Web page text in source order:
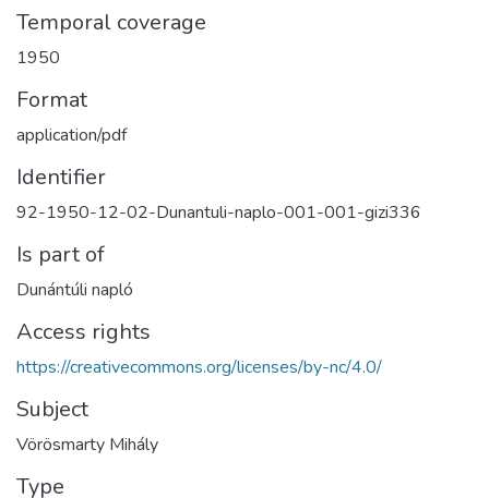
Temporal coverage
1950
Format
application/pdf
Identifier
92-1950-12-02-Dunantuli-naplo-001-001-gizi336
Is part of
Dunántúli napló
Access rights
https://creativecommons.org/licenses/by-nc/4.0/
Subject
Vörösmarty Mihály
Type